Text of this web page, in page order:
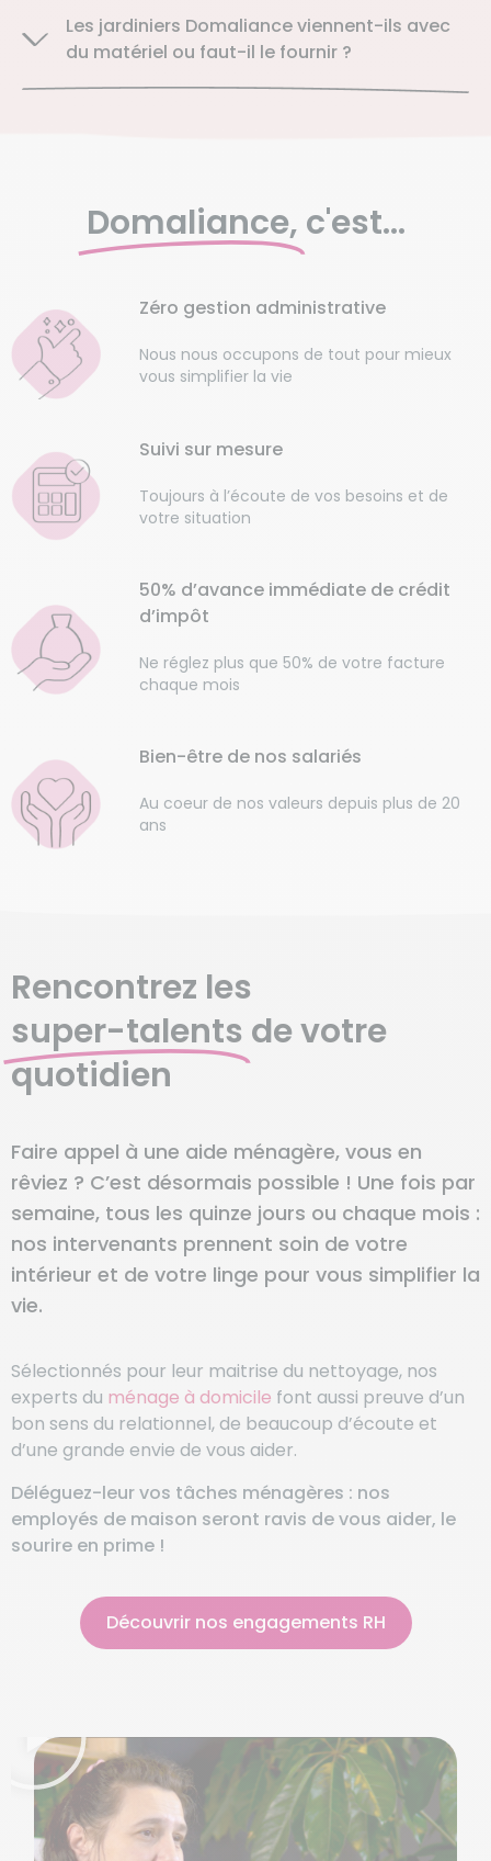
Les jardiniers Domaliance viennent-ils avec
du matériel ou faut-il le fournir ?
Domaliance, c'est...
Zéro gestion administrative
Nous nous occupons de tout pour mieux
vous simplifier la vie
Suivi sur mesure
Toujours à l’écoute de vos besoins et de
votre situation
50% d’avance immédiate de crédit
d’impôt
Ne réglez plus que 50% de votre facture
chaque mois
Bien-être de nos salariés
Au coeur de nos valeurs depuis plus de 20
ans
Rencontrez les
super-talents de votre
quotidien
Faire appel à une aide ménagère, vous en
rêviez ? C’est désormais possible ! Une fois par
semaine, tous les quinze jours ou chaque mois :
nos intervenants prennent soin de votre
intérieur et de votre linge pour vous simplifier la
vie.
Sélectionnés pour leur maitrise du nettoyage, nos
experts du ménage à domicile font aussi preuve d’un
bon sens du relationnel, de beaucoup d’écoute et
d’une grande envie de vous aider.
Déléguez-leur vos tâches ménagères : nos
employés de maison seront ravis de vous aider, le
sourire en prime !
Découvrir nos engagements RH